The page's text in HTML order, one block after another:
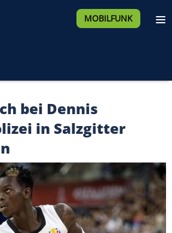
MOBILFUNK
bei Dennis
in Salzgitter